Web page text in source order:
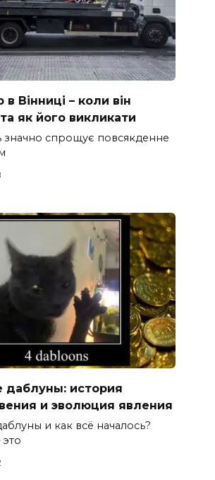
в Вінниці – коли він
як його викликати
значно спрощує повсякденне
даблуны: история
и эволюция явления
и как всё началось?